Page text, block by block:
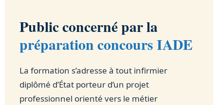
Public concerné par la
préparation concours IADE
La formation s’adresse à tout infirmier
diplômé d’État porteur d’un projet
professionnel orienté vers le métier